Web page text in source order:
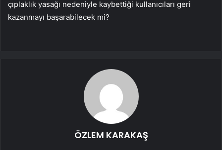
çıplaklık yasağı nedeniyle kaybettiği kullanıcıları geri
kazanmayı başarabilecek mi?
ÖZLEM KARAKAŞ